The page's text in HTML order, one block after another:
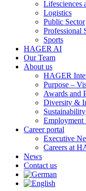
Lifesciences
Logistics
Public Sector
Professional
Sports
HAGER AI
Our Team
About us
HAGER
Purpose –
Awards and
Diversity &
Sustainability
Career portal
Executive
Careers at
News
Contact us